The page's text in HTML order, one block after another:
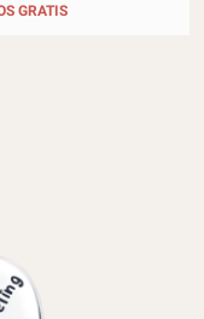
GRATIS